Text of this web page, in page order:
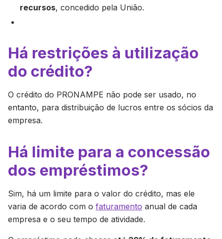
recursos, concedido pela União.
Há restrições à utilização
do crédito?
O crédito do PRONAMPE não pode ser usado, no
entanto, para distribuição de lucros entre os sócios da
empresa.
Há limite para a concessão
dos empréstimos?
Sim, há um limite para o valor do crédito, mas ele
varia de acordo com o faturamento anual de cada
empresa e o seu tempo de atividade.